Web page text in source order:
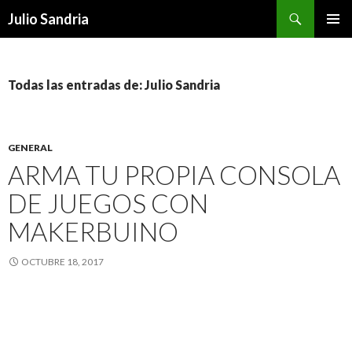
Julio Sandria
Todas las entradas de: Julio Sandria
GENERAL
ARMA TU PROPIA CONSOLA
DE JUEGOS CON
MAKERBUINO
OCTUBRE 18, 2017